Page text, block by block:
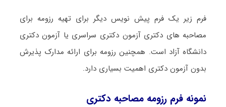
فرم زیر یک فرم پیش نویس دیگر برای تهیه رزومه برای
مصاحبه های دکتری آزمون دکتری سراسری یا آزمون دکتری
دانشگاه آزاد است. همچنین رزومه برای ارائه مدارک پذیرش
بدون آزمون دکتری اهمیت بسیاری دارد.
نمونه فرم رزومه مصاحبه دکتری